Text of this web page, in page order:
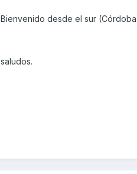
Bienvenido desde el sur
saludos.